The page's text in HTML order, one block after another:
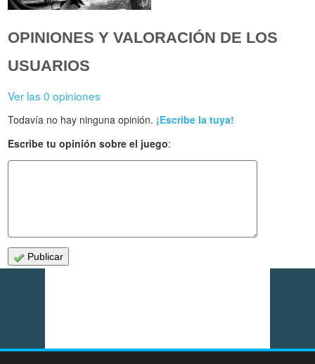
OPINIONES Y VALORACIÓN DE LOS
USUARIOS
Ver las 0 opiniones
Todavía no hay ninguna opinión. ¡Escribe la tuya!
Escribe tu opinión sobre el juego:
Publicar